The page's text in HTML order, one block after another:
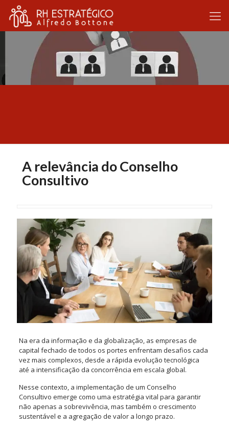
A relevância do Conselho
Consultivo
Na era da informação e da globalização, as empresas de
capital fechado de todos os portes enfrentam desafios cada
vez mais complexos, desde a rápida evolução tecnológica
até a intensificação da concorrência em escala global.
Nesse contexto, a implementação de um Conselho
Consultivo emerge como uma estratégia vital para garantir
não apenas a sobrevivência, mas também o crescimento
sustentável e a agregação de valor a longo prazo.